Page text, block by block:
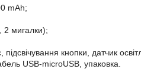
mAh;
2 мигалки);
кнопки, датчик
USB-microUSB, упаковка.